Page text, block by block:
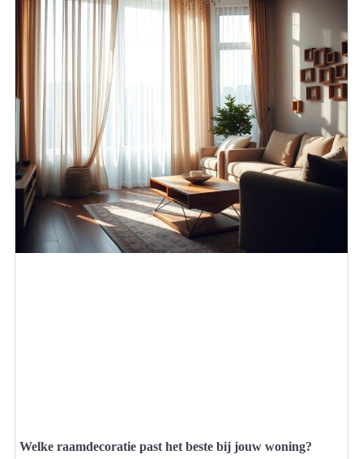
Welke raamdecoratie past het beste bij jouw woning?